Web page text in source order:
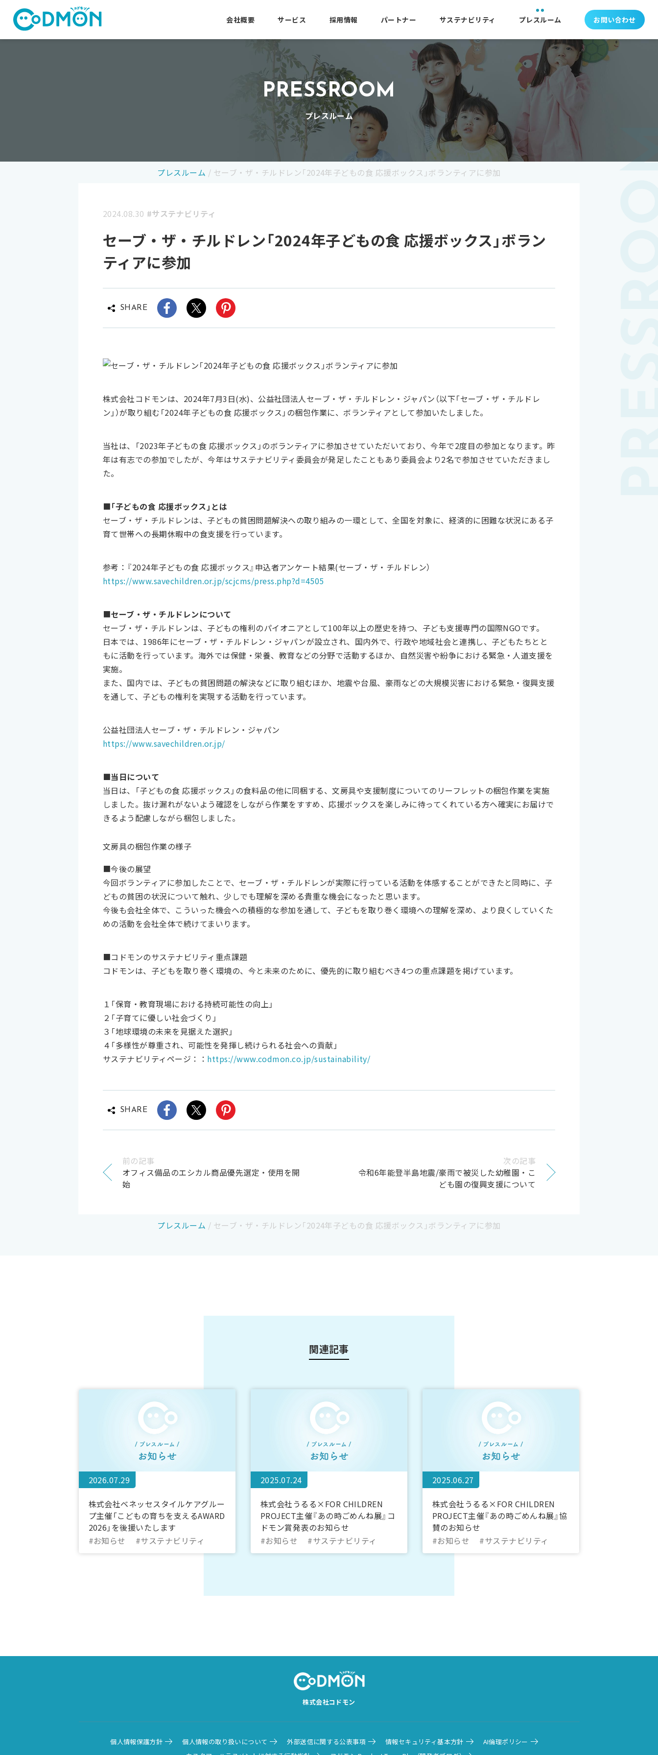
コドモン
会社概要 サービス 採用情報 パートナー サステナビリティ プレスルーム お問い合わせ
PRESSROOM
プレスルーム
プレスルーム / セーブ・ザ・チルドレン「2024年子どもの食 応援ボックス」ボランティアに参加
2024.08.30 #サステナビリティ
セーブ・ザ・チルドレン「2024年子どもの食 応援ボックス」ボラン
ティアに参加
SHARE
株式会社コドモンは、2024年7月3日(水)、公益社団法人セーブ・ザ・チルドレン・ジャパン（以下「セーブ・ザ・チルドレ
ン」）が取り組む「2024年子どもの食 応援ボックス」の梱包作業に、ボランティアとして参加いたしました。
当社は、「2023年子どもの食 応援ボックス」のボランティアに参加させていただいており、今年で2度目の参加となります。昨
年は有志での参加でしたが、今年はサステナビリティ委員会が発足したこともあり委員会より2名で参加させていただきまし
た。
■「子どもの食 応援ボックス」とは
セーブ・ザ・チルドレンは、子どもの貧困問題解決への取り組みの一環として、全国を対象に、経済的に困難な状況にある子
育て世帯への長期休暇中の食支援を行っています。
参考：『2024年子どもの食 応援ボックス』申込者アンケート結果(セーブ・ザ・チルドレン）
https://www.savechildren.or.jp/scjcms/press.php?d=4505
■セーブ・ザ・チルドレンについて
セーブ・ザ・チルドレンは、子どもの権利のパイオニアとして100年以上の歴史を持つ、子ども支援専門の国際NGOです。
日本では、1986年にセーブ・ザ・チルドレン・ジャパンが設立され、国内外で、行政や地域社会と連携し、子どもたちとと
もに活動を行っています。海外では保健・栄養、教育などの分野で活動するほか、自然災害や紛争における緊急・人道支援を
実施。
また、国内では、子どもの貧困問題の解決などに取り組むほか、地震や台風、豪雨などの大規模災害における緊急・復興支援
を通して、子どもの権利を実現する活動を行っています。
公益社団法人セーブ・ザ・チルドレン・ジャパン
https://www.savechildren.or.jp/
■当日について
当日は、「子どもの食 応援ボックス」の食料品の他に同梱する、文房具や支援制度についてのリーフレットの梱包作業を実施
しました。抜け漏れがないよう確認をしながら作業をすすめ、応援ボックスを楽しみに待ってくれている方へ確実にお届けで
きるよう配慮しながら梱包しました。
文房具の梱包作業の様子
■今後の展望
今回ボランティアに参加したことで、セーブ・ザ・チルドレンが実際に行っている活動を体感することができたと同時に、子
どもの貧困の状況について触れ、少しでも理解を深める貴重な機会になったと思います。
今後も会社全体で、こういった機会への積極的な参加を通して、子どもを取り巻く環境への理解を深め、より良くしていくた
めの活動を会社全体で続けてまいります。
■コドモンのサステナビリティ重点課題
コドモンは、子どもを取り巻く環境の、今と未来のために、優先的に取り組むべき4つの重点課題を掲げています。
１「保育・教育現場における持続可能性の向上」
２「子育てに優しい社会づくり」
３「地球環境の未来を見据えた選択」
４「多様性が尊重され、可能性を発揮し続けられる社会への貢献」
サステナビリティページ：： https://www.codmon.co.jp/sustainability/
SHARE
前の記事
オフィス備品のエシカル商品優先選定・使用を開
始
次の記事
令和6年能登半島地震/豪雨で被災した幼稚園・こ
ども園の復興支援について
プレスルーム / セーブ・ザ・チルドレン「2024年子どもの食 応援ボックス」ボランティアに参加
関連記事
2026.07.29
株式会社ベネッセスタイルケアグルー
プ主催「こどもの育ちを支えるAWARD
2026」を後援いたします
#お知らせ
#サステナビリティ
2025.07.24
株式会社うるる×FOR CHILDREN
PROJECT主催『あの時ごめんね展』コ
ドモン賞発表のお知らせ
#お知らせ
#サステナビリティ
2025.06.27
株式会社うるる×FOR CHILDREN
PROJECT主催『あの時ごめんね展』協
賛のお知らせ
#お知らせ
#サステナビリティ
株式会社コドモン
個人情報保護方針 個人情報の取り扱いについて 外部送信に関する公表事項 情報セキュリティ基本方針
AI倫理ポリシー